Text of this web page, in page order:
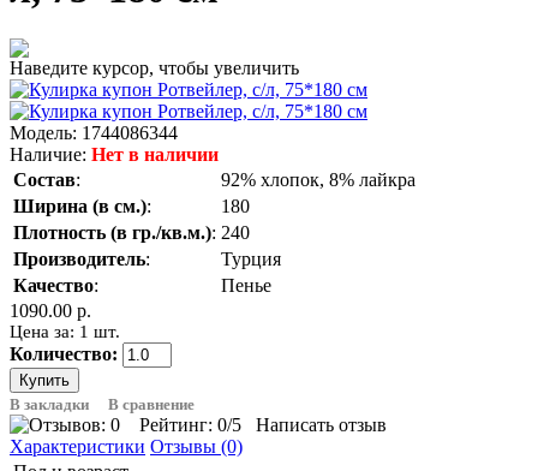
Наведите курсор, чтобы увеличить
Модель: 1744086344
Наличие: Нет в наличии
Состав:
92% хлопок, 8% лайкра
Ширина (в см.):
180
Плотность (в гр./кв.м.): 240
Производитель:
Турция
Качество:
Пенье
1090.00 р.
Цена за: 1 шт.
Количество:
В закладки В сравнение
Рейтинг: 0/5
Написать отзыв
Характеристики Отзывы (0)